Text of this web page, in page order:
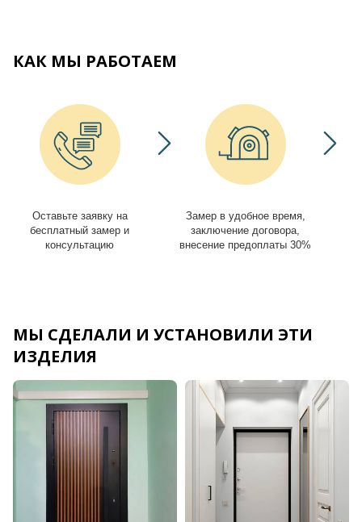
КАК МЫ РАБОТАЕМ
Оставьте заявку на
бесплатный замер и
консультацию
Замер в удобное время,
заключение договора,
внесение предоплаты 30%
МЫ СДЕЛАЛИ И УСТАНОВИЛИ ЭТИ
ИЗДЕЛИЯ